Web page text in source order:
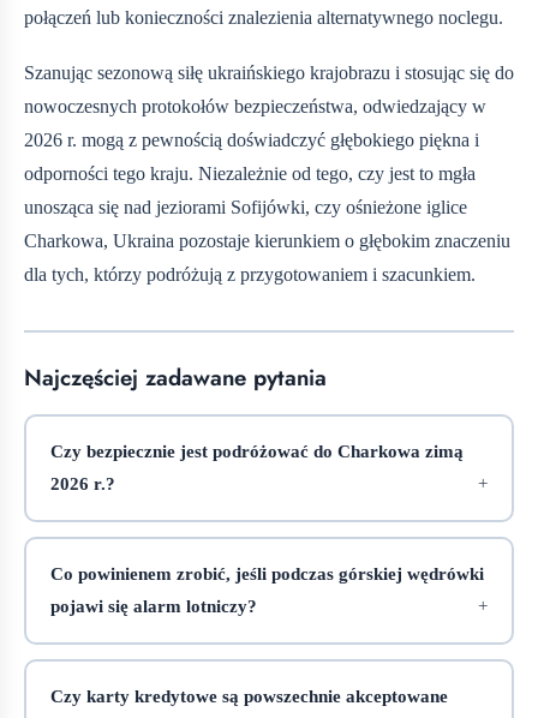
połączeń lub konieczności znalezienia alternatywnego noclegu.
Szanując sezonową siłę ukraińskiego krajobrazu i stosując się do
nowoczesnych protokołów bezpieczeństwa, odwiedzający w
2026 r. mogą z pewnością doświadczyć głębokiego piękna i
odporności tego kraju. Niezależnie od tego, czy jest to mgła
unosząca się nad jeziorami Sofijówki, czy ośnieżone iglice
Charkowa, Ukraina pozostaje kierunkiem o głębokim znaczeniu
dla tych, którzy podróżują z przygotowaniem i szacunkiem.
Najczęściej zadawane pytania
Czy bezpiecznie jest podróżować do Charkowa zimą
2026 r.?
Co powinienem zrobić, jeśli podczas górskiej wędrówki
pojawi się alarm lotniczy?
Czy karty kredytowe są powszechnie akceptowane